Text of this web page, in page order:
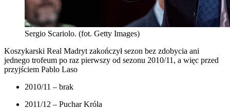
Sergio Scariolo. (fot. Getty Images)
Koszykarski Real Madryt zakończył sezon bez zdobycia ani
jednego trofeum po raz pierwszy od sezonu 2010/11, a więc przed
przyjściem Pablo Laso
2010/11 – brak
2011/12 – Puchar Króla